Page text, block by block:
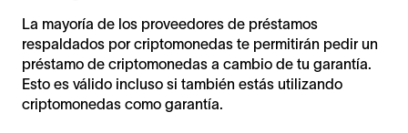
La mayoría de los proveedores de préstamos
respaldados por criptomonedas te permitirán pedir un
préstamo de criptomonedas a cambio de tu garantía.
Esto es válido incluso si también estás utilizando
criptomonedas como garantía.